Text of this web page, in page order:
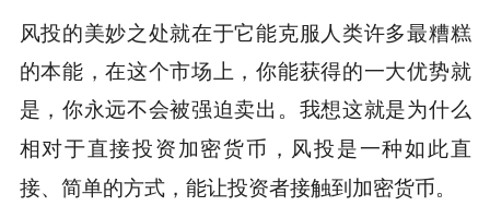
风投的美妙之处就在于它能克服人类许多最糟糕
的本能，在这个市场上，你能获得的一大优势就
是，你永远不会被强迫卖出。 我想这就是为什么
相对于直接投资加密货币，风投是一种如此直
接、简单的方式，能让投资者接触到加密货币。